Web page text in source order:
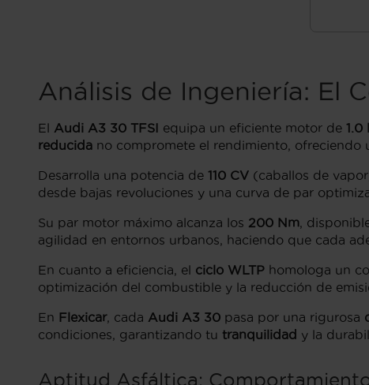
Análisis de Ingeniería: El
El Audi A3 30 TFSI equipa un eficiente motor de 1.0
reducida no compromete el rendimiento, ofreciendo
Desarrolla una potencia de 110 CV (caballos de
desde bajas revoluciones y una curva de par
Su par motor máximo alcanza los 200 Nm,
agilidad en entornos urbanos, haciendo que cada
En cuanto a eficiencia, el ciclo WLTP homologa un
optimización del combustible y la reducción de
En Flexicar, cada Audi A3 30 pasa por una rigurosa
condiciones, garantizando tu tranquilidad y la
Aptitud Asfáltica: